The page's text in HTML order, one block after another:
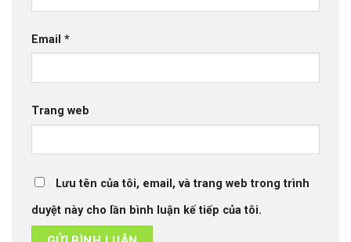
Email *
Trang web
Lưu tên của tôi, email, và trang web trong trình
duyệt này cho lần bình luận kế tiếp của tôi.